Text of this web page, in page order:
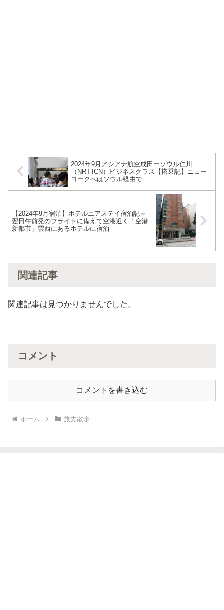
2024年9月アシアナ航空成田ーソウル仁川
（NRT-ICN）ビジネスクラス【搭乗記】ニュー
ヨークへはソウル経由で
【2024年9月宿泊】ホテルエアステイ宿泊記～
翌日午前発のフライトに備えて空港近く「空港
新都市」雲西にあるホテルに宿泊
関連記事
関連記事は見つかりませんでした。
コメント
コメントを書き込む
ホーム 旅先散歩